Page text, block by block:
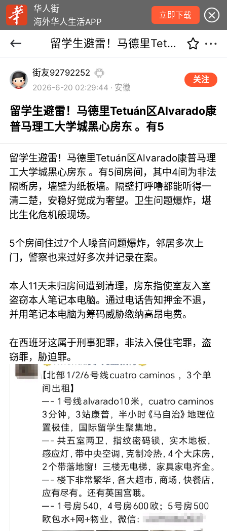
华人街
海外华人生活APP
立即下载
留学生避雷！马德里Tetuán区Alvarado康普马理工大学城黑心房东 。有5
街友92792252
2026-6-20 02:29:44 · 安徽
关注
留学生避雷！马德里Tetuán区Alvarado康
普马理工大学城黑心房东 。有5
留学生避雷！马德里Tetuán区Alvarado康普马理
工大学城黑心房东 。有5间房间，其中4间为非法
隔断房，墙壁为纸板墙。隔壁打呼噜都能听得一
清二楚，安稳好觉成为奢望。卫生问题爆炸，堪
比生化危机般现场。
5个房间住过7个人噪音问题爆炸，邻居多次上
门，警察也来过好多次并记录在案。
本人11天未归房间遭到清理，房东指使室友入室
盗窃本人笔记本电脑。通过电话告知押金不退，
并用笔记本电脑为筹码威胁缴纳高昂电费。
在西班牙这属于刑事犯罪，非法入侵住宅罪，盗
窃罪，胁迫罪。